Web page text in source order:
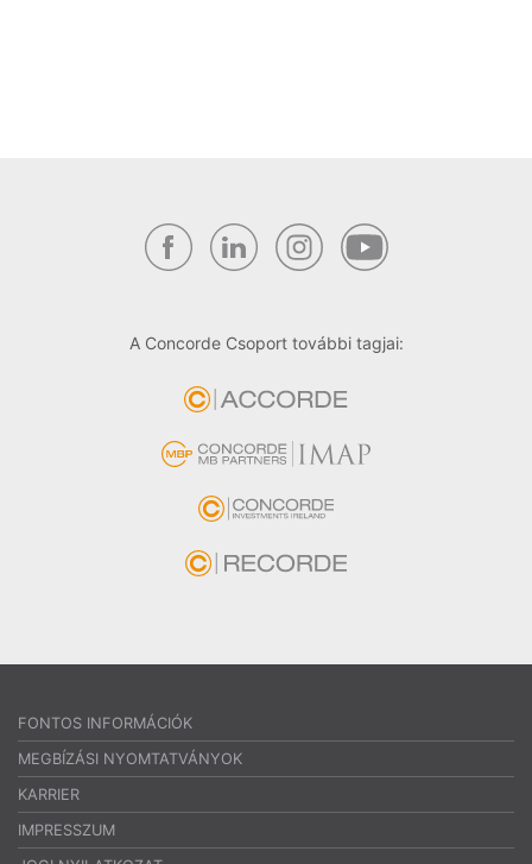
A Concorde Csoport további tagjai:
FONTOS INFORMÁCIÓK
MEGBÍZÁSI NYOMTATVÁNYOK
KARRIER
IMPRESSZUM